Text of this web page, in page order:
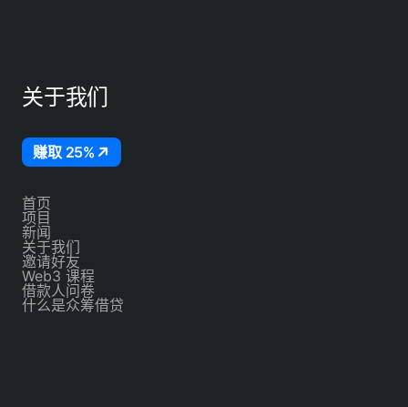
关于我们
赚取 25%
首页
项目
新闻
关于我们
邀请好友
Web3 课程
借款人问卷
什么是众筹借贷